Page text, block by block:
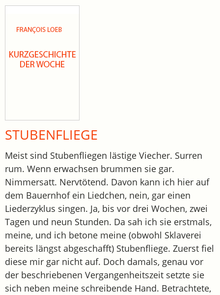
STUBENFLIEGE
Meist sind Stubenfliegen lästige Viecher. Surren
rum. Wenn erwachsen brummen sie gar.
Nimmersatt. Nervtötend. Davon kann ich hier auf
dem Bauernhof ein Liedchen, nein, gar einen
Liederzyklus singen. Ja, bis vor drei Wochen, zwei
Tagen und neun Stunden. Da sah ich sie erstmals,
meine, und ich betone meine (obwohl Sklaverei
bereits längst abgeschafft) Stubenfliege. Zuerst fiel
diese mir gar nicht auf. Doch damals, genau vor
der beschriebenen Vergangenheitszeit setzte sie
sich neben meine schreibende Hand. Betrachtete,